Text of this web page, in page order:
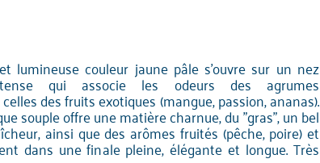
lumineuse couleur jaune pâle s'ouvre sur un nez
qui associe les odeurs des agrumes
des fruits exotiques (mangue, passion, ananas).
souple offre une matière charnue, du "gras", un bel
ainsi que des arômes fruités (pêche, poire) et
dans une finale pleine, élégante et longue. Très